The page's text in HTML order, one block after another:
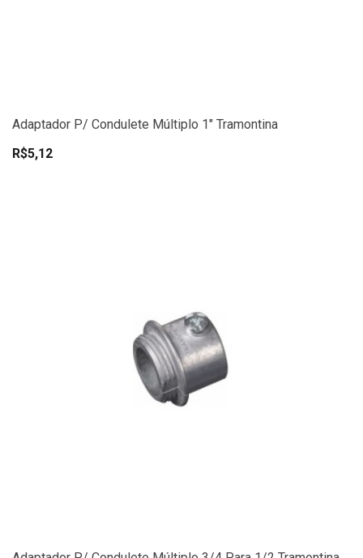
Adaptador P/ Condulete Múltiplo 1" Tramontina
R$5,12